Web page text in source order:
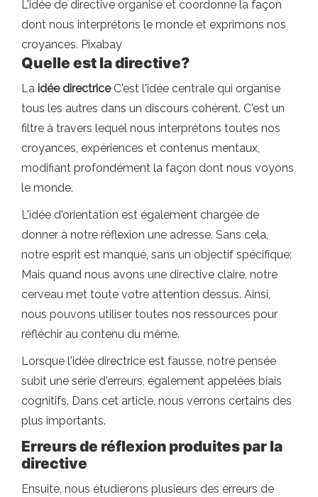
L'idée de directive organise et coordonne la façon
dont nous interprétons le monde et exprimons nos
croyances. Pixabay
Quelle est la directive?
La idée directriceC'est l'idée centrale qui organise
tous les autres dans un discours cohérent. C'est un
filtre à travers lequel nous interprétons toutes nos
croyances, expériences et contenus mentaux,
modifiant profondément la façon dont nous voyons
le monde.
L'idée d'orientation est également chargée de
donner à notre réflexion une adresse. Sans cela,
notre esprit est manqué, sans un objectif spécifique;
Mais quand nous avons une directive claire, notre
cerveau met toute votre attention dessus. Ainsi,
nous pouvons utiliser toutes nos ressources pour
réfléchir au contenu du même.
Lorsque l'idée directrice est fausse, notre pensée
subit une série d'erreurs, également appelées biais
cognitifs. Dans cet article, nous verrons certains des
plus importants.
Erreurs de réflexion produites par la
directive
Ensuite, nous étudierons plusieurs des erreurs de